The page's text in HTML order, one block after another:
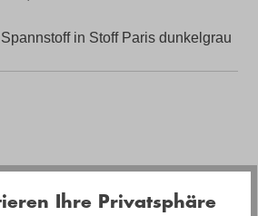
in Stoff Paris dunkelgrau
Ihre Privatsphäre